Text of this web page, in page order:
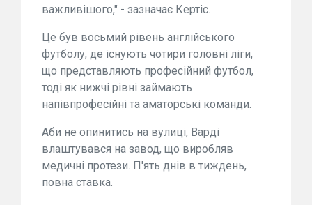
важливішого," - зазначає Кертіс.
Це був восьмий рівень англійського
футболу, де існують чотири головні ліги,
що представляють професійний футбол,
тоді як нижчі рівні займають
напівпрофесійні та аматорські команди.
Аби не опинитись на вулиці, Варді
влаштувався на завод, що виробляв
медичні протези. П'ять днів в тиждень,
повна ставка.